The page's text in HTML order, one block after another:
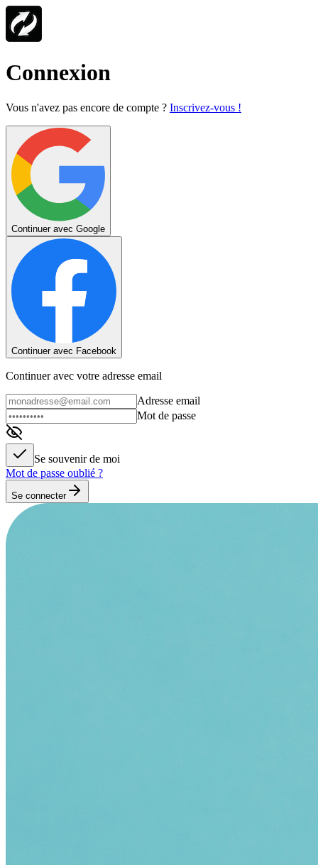
Connexion
Vous n'avez pas encore de compte ? Inscrivez-vous !
Continuer avec Google
Continuer avec Facebook
Continuer avec votre adresse email
Adresse email
Mot de passe
Se souvenir de moi
Mot de passe oublié ?
Se connecter